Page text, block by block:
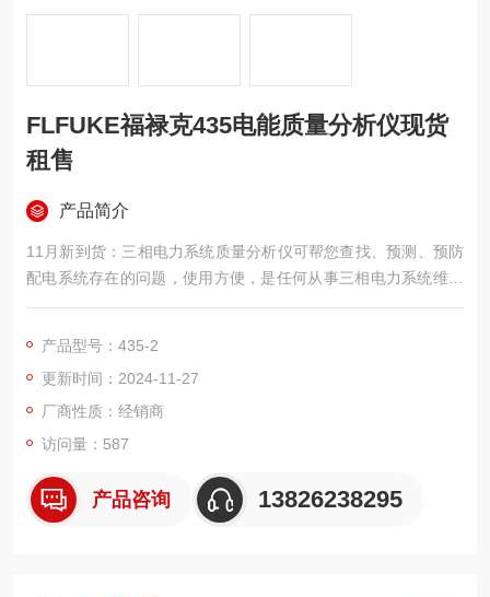
FLFUKE福禄克435电能质量分析仪现货
租售
产品简介
11月新到货：三相电力系统质量分析仪可帮您查找、预测、预防
配电系统存在的问题，使用方便，是任何从事三相电力系统维修
或检测所“"的工具。它的闪变和电力系统质量测量满足新的iec cla
产品型号：435-2
更新时间：2024-11-27
厂商性质：经销商
访问量：587
产品咨询 13826238295